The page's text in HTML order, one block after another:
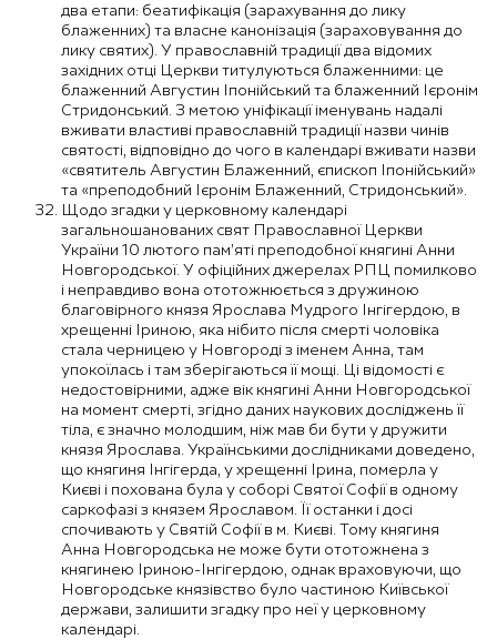
два етапи: беатифікація (зарахування до лику
блаженних) та власне канонізація (зараховування до
лику святих). У православній традиції два відомих
західних отці Церкви титулуються блаженними: це
блаженний Августин Іпонійський та блаженний Ієронім
Стридонський. З метою уніфікації іменувань надалі
вживати властиві православній традиції назви чинів
святості, відповідно до чого в календарі вживати назви
«святитель Августин Блаженний, єпископ Іпонійський»
та «преподобний Ієронім Блаженний, Стридонський».
Щодо згадки у церковному календарі
загальношанованих свят Православної Церкви
України 10 лютого пам’яті преподобної княгині Анни
Новгородської. У офіційних джерелах РПЦ помилково
і неправдиво вона ототожнюється з дружиною
благовірного князя Ярослава Мудрого Інгігердою, в
хрещенні Іриною, яка нібито після смерті чоловіка
стала черницею у Новгороді з іменем Анна, там
упокоїлась і там зберігаються її мощі. Ці відомості є
недостовірними, адже вік княгині Анни Новгородської
на момент смерті, згідно даних наукових досліджень її
тіла, є значно молодшим, ніж мав би бути у дружити
князя Ярослава. Українськими дослідниками доведено,
що княгиня Інгігерда, у хрещенні Ірина, померла у
Києві і похована була у соборі Святої Софії в одному
саркофазі з князем Ярославом. Її останки і досі
спочивають у Святій Софії в м. Києві. Тому княгиня
Анна Новгородська не може бути ототожнена з
княгинею Іриною-Інгігердою, однак враховуючи, що
Новгородське князівство було частиною Київської
держави, залишити згадку про неї у церковному
календарі.